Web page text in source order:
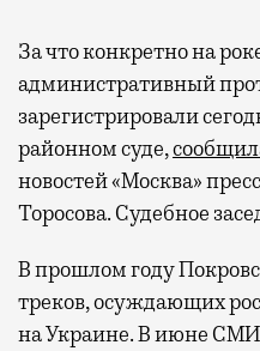
За что конкретно на
административный
зарегистрировали
районном суде,
новостей «Москва»
Торосова. Судебное
В прошлом году
треков, осуждающих
на Украине. В июне СМИ